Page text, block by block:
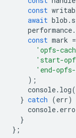
const
await blob .
performance.
const mark =
'opfs-
'start-
'end-
);
console. log(
} catch (err)
console.
}
};